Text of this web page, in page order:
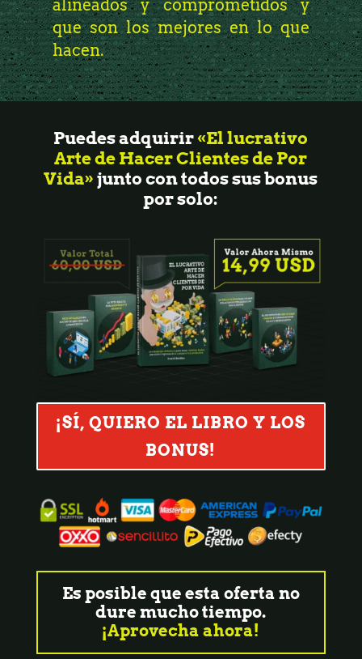
alineados y comprometidos y
que son los mejores en lo que
hacen.
Puedes adquirir «El lucrativo
Arte de Hacer Clientes de Por
Vida» junto con todos sus bonus
por solo:
¡SÍ, QUIERO EL LIBRO Y LOS
BONUS!
Es posible que esta oferta no
dure mucho tiempo.
¡Aprovecha ahora!